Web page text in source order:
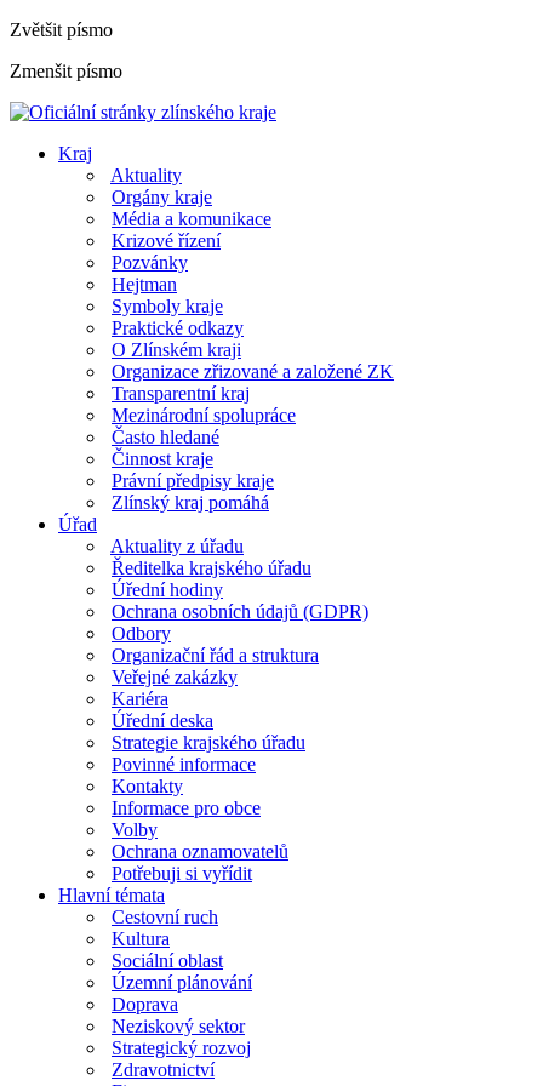
Zvětšit písmo
Zmenšit písmo
Kraj
Aktuality
Orgány kraje
Média a komunikace
Krizové řízení
Pozvánky
Hejtman
Symboly kraje
Praktické odkazy
O Zlínském kraji
Organizace zřizované a založené ZK
Transparentní kraj
Mezinárodní spolupráce
Často hledané
Činnost kraje
Právní předpisy kraje
Zlínský kraj pomáhá
Úřad
Aktuality z úřadu
Ředitelka krajského úřadu
Úřední hodiny
Ochrana osobních údajů (GDPR)
Odbory
Organizační řád a struktura
Veřejné zakázky
Kariéra
Úřední deska
Strategie krajského úřadu
Povinné informace
Kontakty
Informace pro obce
Volby
Ochrana oznamovatelů
Potřebuji si vyřídit
Hlavní témata
Cestovní ruch
Kultura
Sociální oblast
Územní plánování
Doprava
Neziskový sektor
Strategický rozvoj
Zdravotnictví